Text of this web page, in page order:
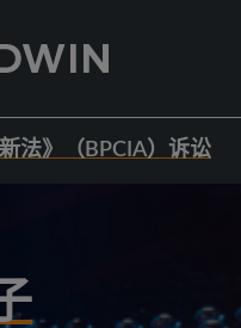
法》（BPCIA）诉讼